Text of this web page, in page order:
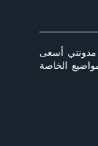
أسعى
الخاصة